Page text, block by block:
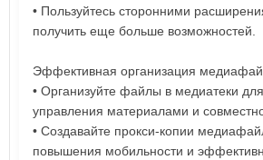
• Пользуйтесь сторонними
получить еще больше возможностей.
Эффективная организация
• Организуйте файлы в медиатеки
управления материалами и
• Создавайте прокси-копии
повышения мобильности и